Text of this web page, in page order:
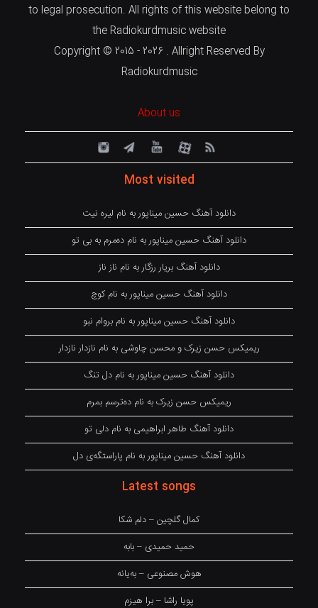
to legal prosecution. All rights of this website belong to
the Radiokurdmusic website
Copyright © 2015 - 2026 . Allright Reserved By
Radiokurdmusic
About us
Most visited
دانلود آهنگ حسین میناپور به نام لیره نیت
دانلود آهنگ حسین میناپور به نام دەمرم بە بی تو
دانلود آهنگ بریار رزگار به نام ناز ناز
دانلود آهنگ حسین میناپور به نام کوچ
دانلود آهنگ حسین میناپور به نام بروام نبو
ریمیکس حسن زیرک و محسن چاوشی به نام نازدار نازدار
دانلود آهنگ حسین میناپور به نام دل تنگ
ریمیکس حسن زیرک به نام دەترسم بمرم
دانلود آهنگ طاهر ابراهیمی به نام دلی تو
دانلود آهنگ حسین میناپور به نام پاراستگەی دل
Latest songs
کمال گلچین – دلم شکا
حمید حمیدی – بابه
هوش مصنوعی – بەیانە
پویا راشا – برا هیزم